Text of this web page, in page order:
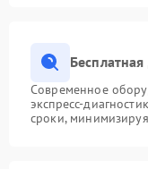
Современное
экспресс-
сроки,